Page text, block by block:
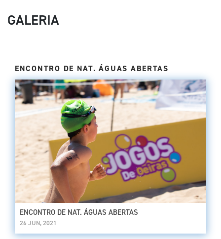
GALERIA
ENCONTRO DE NAT. ÁGUAS ABERTAS
ENCONTRO DE NAT. ÁGUAS ABERTAS
26 JUN, 2021